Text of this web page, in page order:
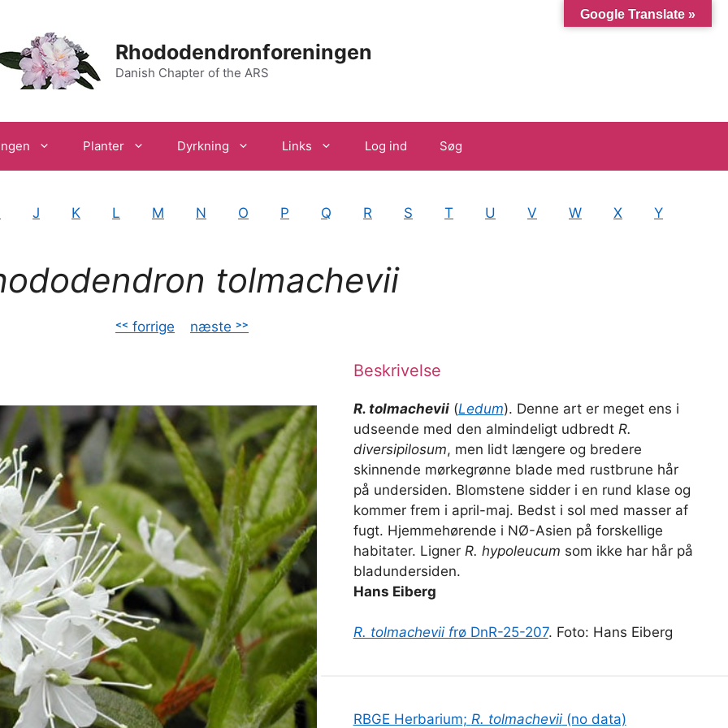
Rhododendronforeningen
Danish Chapter of the ARS
Planter Dyrkning Links Log ind Søg
J K L M N O P Q R S T U V W X
Y
tolmachevii
˂˂ forrige næste ˃˃
Beskrivelse
R. tolmachevii(Ledum). Denne art er meget ens i
udseende med den almindeligt udbredt R.
diversipilosum, men lidt længere og bredere
skinnende mørkegrønne blade med rustbrune hår
på undersiden. Blomstene sidder i en rund klase og
kommer frem i april-maj. Bedst i sol med masser af
fugt. Hjemmehørende i NØ-Asien på forskellige
habitater. Ligner R. hypoleucum som ikke har hår på
bladundersiden.
Hans Eiberg
R. tolmachevii frø DnR-25-207. Foto: Hans Eiberg
RBGE Herbarium; R. tolmachevii(no data)
Google Translate »